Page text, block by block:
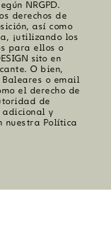
NRGPD.
derechos de
así como
¡utilizando los
para ellos o
sito en
O bien,
Baleares o email
el derecho de
de
adicional y
nuestra Política